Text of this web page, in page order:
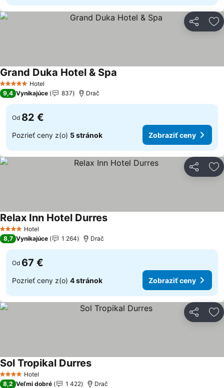
Zdieľať
5 Počet hviezdičiek
Hotel
Grand Duka Hotel & Spa
9,4 Vynikajúce 837 Drač
Od 82 €
Pozrieť ceny z(o) 5 stránok Zobraziť ceny
Zdieľať
4 Počet hviezdičiek
Hotel
Relax Inn Hotel DurresZobraziť ceny
8,7 Vynikajúce 1 264 Drač
Od 67 €
Pozrieť ceny z(o) 4 stránok Zobraziť ceny
Zdieľať
4 Počet hviezdičiek
Hotel
Sol Tropikal DurresZobraziť ceny
8,2 Veľmi dobré 1 422 Drač